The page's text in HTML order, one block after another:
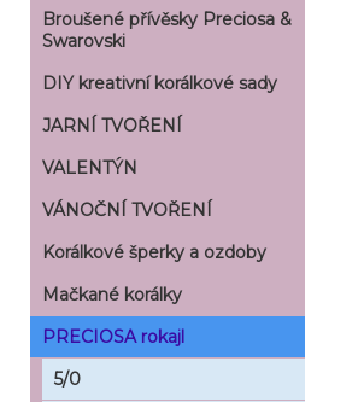
Broušené přívěsky Preciosa &
Swarovski
DIY kreativní korálkové sady
JARNÍ TVOŘENÍ
VALENTÝN
VÁNOČNÍ TVOŘENÍ
Korálkové šperky a ozdoby
Mačkané korálky
PRECIOSA rokajl
5/0